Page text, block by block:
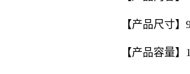
【产品尺寸】
【产品容量】